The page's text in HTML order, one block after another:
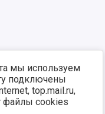
мы используем
подключены
top.mail.ru,
файлы cookies